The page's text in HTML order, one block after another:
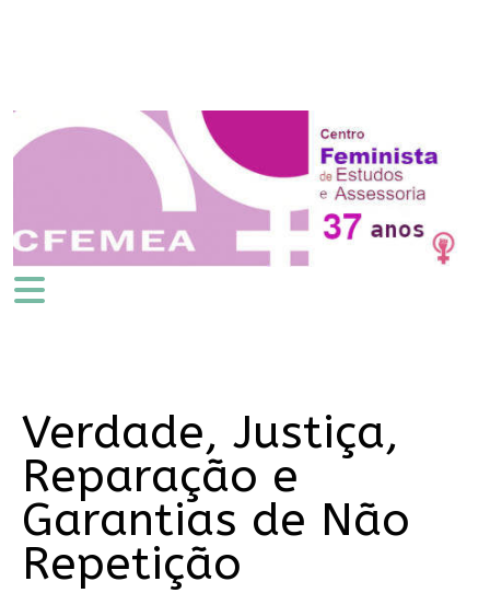
Verdade, Justiça,
Reparação e
Garantias de Não
Repetição